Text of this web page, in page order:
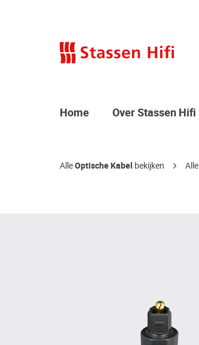
Home Over Stassen Hifi
AlleOptische Kabel bekijken Alle